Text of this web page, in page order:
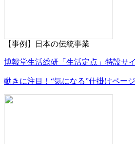
【事例】日本の伝統事業
博報堂生活総研「生活定点」特設サ
動きに注目！“気になる”仕掛けペー